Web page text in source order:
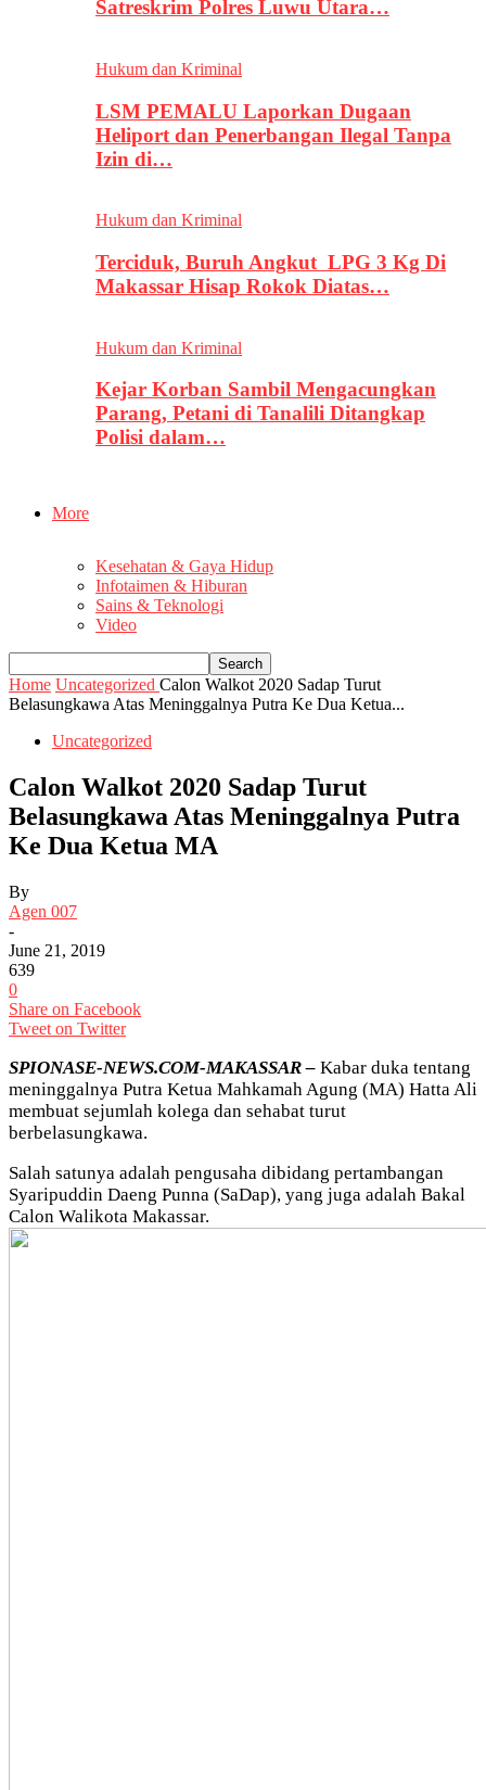
Satreskrim Polres Luwu Utara…
Hukum dan Kriminal
LSM PEMALU Laporkan Dugaan
Heliport dan Penerbangan Ilegal Tanpa
Izin di…
Hukum dan Kriminal
Terciduk, Buruh Angkut LPG 3 Kg Di
Makassar Hisap Rokok Diatas…
Hukum dan Kriminal
Kejar Korban Sambil Mengacungkan
Parang, Petani di Tanalili Ditangkap
Polisi dalam…
More
Kesehatan & Gaya Hidup
Infotaimen & Hiburan
Sains & Teknologi
Video
Home Uncategorized Calon Walkot 2020 Sadap Turut
Belasungkawa Atas Meninggalnya Putra Ke Dua Ketua...
Uncategorized
Calon Walkot 2020 Sadap Turut
Belasungkawa Atas Meninggalnya Putra
Ke Dua Ketua MA
By
Agen 007
-
June 21, 2019
639
0
Share on Facebook
Tweet on Twitter
SPIONASE-NEWS.COM-MAKASSAR – Kabar duka tentang
meninggalnya Putra Ketua Mahkamah Agung (MA) Hatta Ali
membuat sejumlah kolega dan sehabat turut
berbelasungkawa.
Salah satunya adalah pengusaha dibidang pertambangan
Syaripuddin Daeng Punna (SaDap), yang juga adalah Bakal
Calon Walikota Makassar.